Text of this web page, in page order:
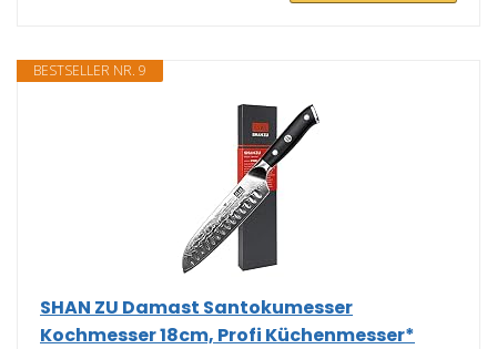
BESTSELLER NR. 9
SHAN ZU Damast Santokumesser
Kochmesser 18cm, Profi Küchenmesser*